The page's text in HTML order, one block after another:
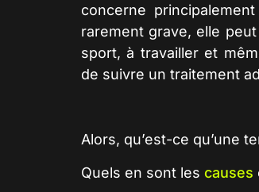
concerne
rarement grave, elle
sport, à travailler et
de suivre un traitement
Alors, qu’est-ce qu’une
Quels en sont les causes